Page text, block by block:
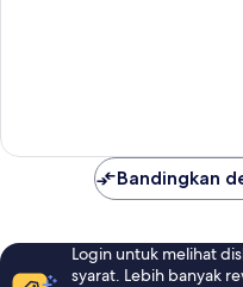
Bandingkan
Login untuk melihat
syarat. Lebih banyak